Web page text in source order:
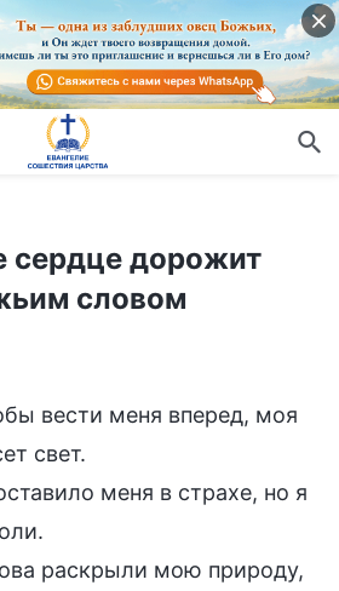
Божьим словом
дорожит
словом
вести меня вперед, моя
свет.
меня в страхе, но я
раскрыли мою природу,